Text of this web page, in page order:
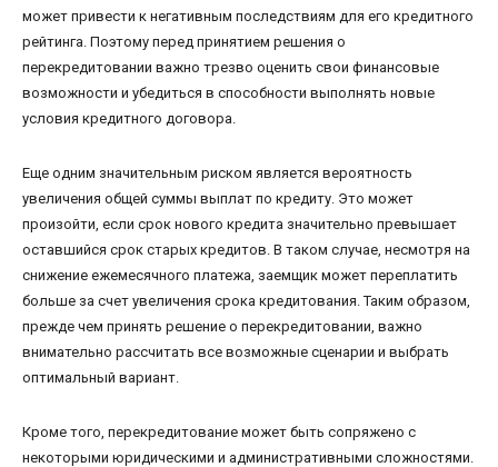
может привести к негативным последствиям для его кредитного
рейтинга. Поэтому перед принятием решения о
перекредитовании важно трезво оценить свои финансовые
возможности и убедиться в способности выполнять новые
условия кредитного договора.
Еще одним значительным риском является вероятность
увеличения общей суммы выплат по кредиту. Это может
произойти, если срок нового кредита значительно превышает
оставшийся срок старых кредитов. В таком случае, несмотря на
снижение ежемесячного платежа, заемщик может переплатить
больше за счет увеличения срока кредитования. Таким образом,
прежде чем принять решение о перекредитовании, важно
внимательно рассчитать все возможные сценарии и выбрать
оптимальный вариант.
Кроме того, перекредитование может быть сопряжено с
некоторыми юридическими и административными сложностями.